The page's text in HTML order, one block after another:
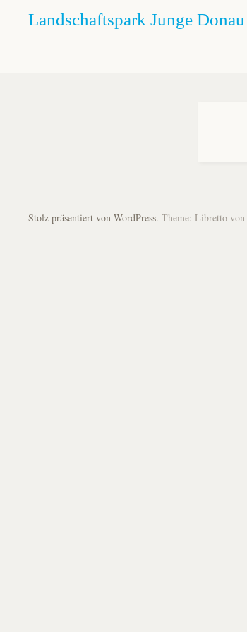
Landschaftspark Junge Donau
Stolz präsentiert von WordPress. Theme: Libretto von